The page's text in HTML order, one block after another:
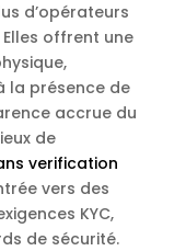
d’opérateurs
Elles offrent une
la présence de
accrue du
de
verification
vers des
KYC,
de sécurité.